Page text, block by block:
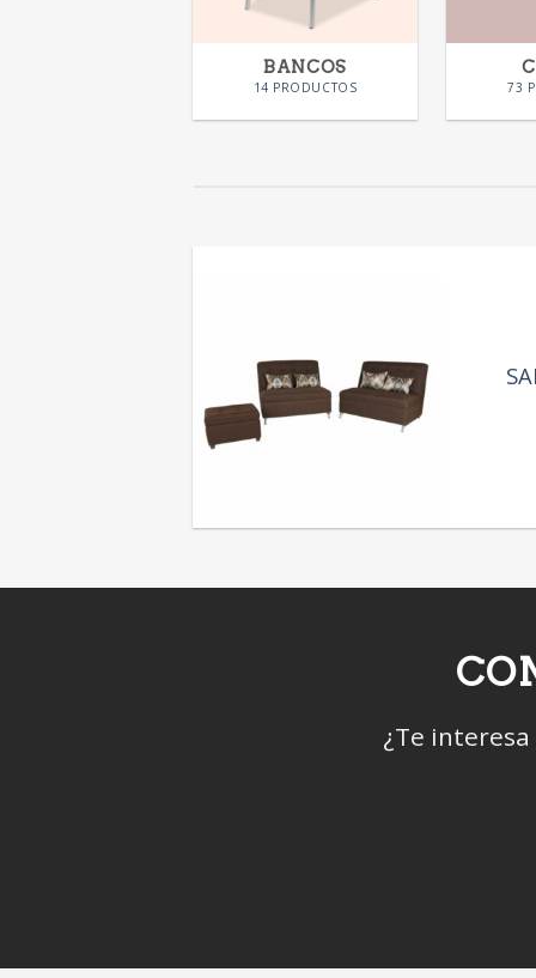
BANCOS
14 PRODUCTOS 73
¿Te